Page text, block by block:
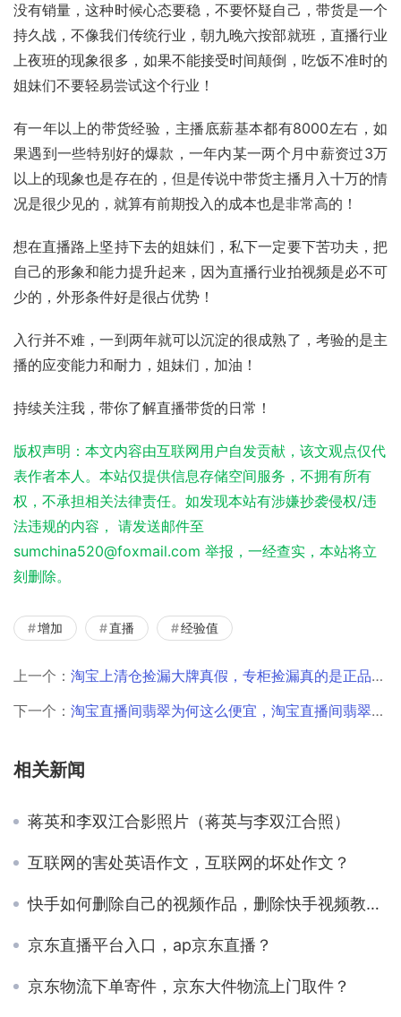
没有销量，这种时候心态要稳，不要怀疑自己，带货是一个
持久战，不像我们传统行业，朝九晚六按部就班，直播行业
上夜班的现象很多，如果不能接受时间颠倒，吃饭不准时的
姐妹们不要轻易尝试这个行业！
有一年以上的带货经验，主播底薪基本都有8000左右，如
果遇到一些特别好的爆款，一年内某一两个月中薪资过3万
以上的现象也是存在的，但是传说中带货主播月入十万的情
况是很少见的，就算有前期投入的成本也是非常高的！
想在直播路上坚持下去的姐妹们，私下一定要下苦功夫，把
自己的形象和能力提升起来，因为直播行业拍视频是必不可
少的，外形条件好是很占优势！
入行并不难，一到两年就可以沉淀的很成熟了，考验的是主
播的应变能力和耐力，姐妹们，加油！
持续关注我，带你了解直播带货的日常！
版权声明：本文内容由互联网用户自发贡献，该文观点仅代
表作者本人。本站仅提供信息存储空间服务，不拥有所有
权，不承担相关法律责任。如发现本站有涉嫌抄袭侵权/违
法违规的内容， 请发送邮件至
sumchina520@foxmail.com 举报，一经查实，本站将立
刻删除。
增加 直播 经验值
上一个： 淘宝上清仓捡漏大牌真假，专柜捡漏真的是正品吗？
下一个： 淘宝直播间翡翠为何这么便宜，淘宝直播间翡翠为何这么便宜呢？
相关新闻
蒋英和李双江合影照片（蒋英与李双江合照）
互联网的害处英语作文，互联网的坏处作文？
快手如何删除自己的视频作品，删除快手视频教程？
京东直播平台入口，ap京东直播？
京东物流下单寄件，京东大件物流上门取件？